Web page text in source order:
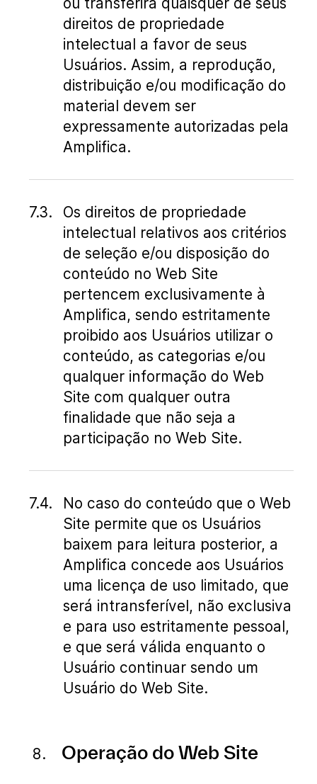
direitos de propriedade
intelectual a favor de seus
Usuários. Assim, a reprodução,
distribuição e/ou modificação do
material devem ser
expressamente autorizadas pela
Amplifica.
Os direitos de propriedade
intelectual relativos aos critérios
de seleção e/ou disposição do
conteúdo no Web Site
pertencem exclusivamente à
Amplifica, sendo estritamente
proibido aos Usuários utilizar o
conteúdo, as categorias e/ou
qualquer informação do Web
Site com qualquer outra
finalidade que não seja a
participação no Web Site.
No caso do conteúdo que o Web
Site permite que os Usuários
baixem para leitura posterior, a
Amplifica concede aos Usuários
uma licença de uso limitado, que
será intransferível, não exclusiva
e para uso estritamente pessoal,
e que será válida enquanto o
Usuário continuar sendo um
Usuário do Web Site.
Operação do Web Site